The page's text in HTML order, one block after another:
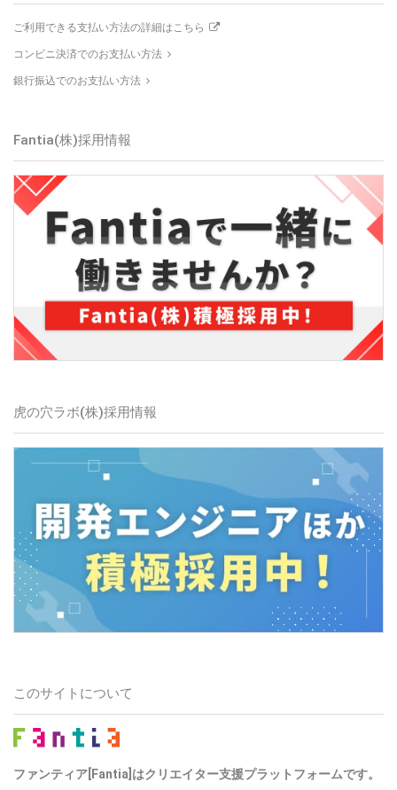
ご利用できる支払い方法の詳細はこちら
コンビニ決済でのお支払い方法
銀行振込でのお支払い方法
Fantia(株)採用情報
虎の穴ラボ(株)採用情報
このサイトについて
ファンティア[Fantia]はクリエイター支援プラットフォームです。